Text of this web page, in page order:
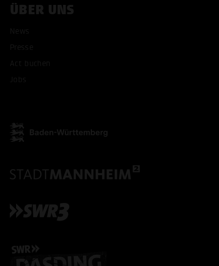
ÜBER UNS
News
Presse
Act buchen
Jobs